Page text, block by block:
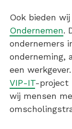
Ook bieden
Ondernemen.
ondernemers
onderneming,
een
VIP-IT-project
wij mensen